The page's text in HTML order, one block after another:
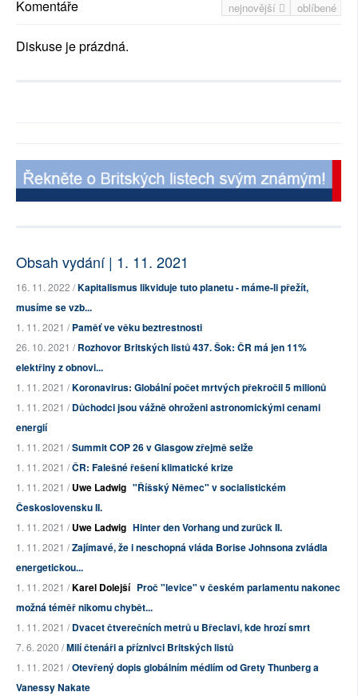
nejnovější oblíbené
Komentáře
Diskuse je prázdná.
Obsah vydání | 1. 11. 2021
16. 11. 2022 /Kapitalismus likviduje tuto planetu - máme-li přežít,
musíme se vzb...
1. 11. 2021 /Paměť ve věku beztrestnosti
26. 10. 2021 /Rozhovor Britských listů 437. Šok: ČR má jen 11%
elektřiny z obnovi...
1. 11. 2021 /Koronavirus: Globální počet mrtvých překročil 5 milionů
1. 11. 2021 /Důchodci jsou vážně ohroženi astronomickými cenami
energií
1. 11. 2021 /Summit COP 26 v Glasgow zřejmě selže
1. 11. 2021 /ČR: Falešné řešení klimatické krize
1. 11. 2021 /Uwe Ladwig "Říšský Němec" v socialistickém
Československu II.
1. 11. 2021 /Uwe Ladwig Hinter den Vorhang und zurück II.
1. 11. 2021 /Zajímavé, že i neschopná vláda Borise Johnsona zvládla
energetickou...
1. 11. 2021 /Karel Dolejší Proč "levice" v českém parlamentu nakonec
možná téměř nikomu chybět...
1. 11. 2021 /Dvacet čtverečních metrů u Břeclavi, kde hrozí smrt
7. 6. 2020 /Milí čtenáři a příznivci Britských listů
1. 11. 2021 /Otevřený dopis globálním médiím od Grety Thunberg a
Vanessy Nakate